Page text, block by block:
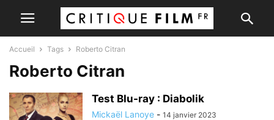
Accueil Tags Roberto Citran
Roberto Citran
Test Blu-ray : Diabolik
Mickaël Lanoye - 14 janvier 2023